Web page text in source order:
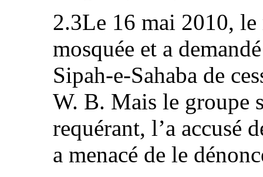
2.3Le 16 mai 2010, le
mosquée et a
Sipah‑e‑Sahaba de
W. B. Mais le groupe
requérant, l’a accusé
a menacé de le